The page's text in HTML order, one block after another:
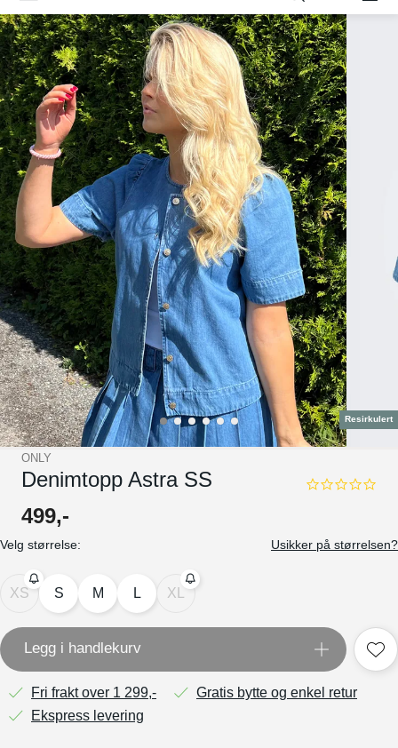
Resirkulert
ONLY
Denimtopp Astra SS
0.0
499,-
Velg størrelse: Usikker på størrelsen?
XS S M L XL
Legg i handlekurv
Fri frakt over 1 299,-
Gratis bytte og enkel retur
Ekspress levering